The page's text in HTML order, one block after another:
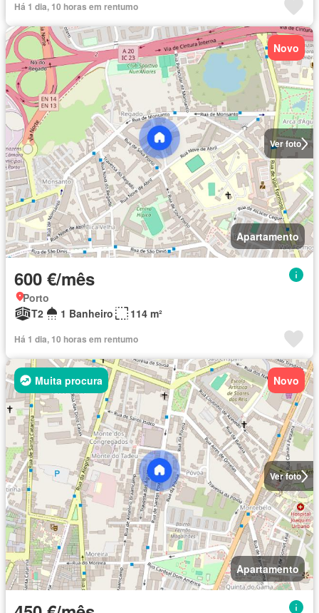
Há 1 dia, 10 horas em rentumo
Ver foto
Novo
Apartamento
600 €/mês
Porto
T2
1 Banheiro 114 m²
Há 1 dia, 10 horas em rentumo
Ver foto
Muita procura Novo
Apartamento